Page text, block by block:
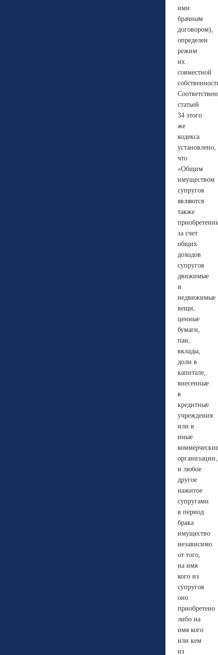
ими
брачным
договором),
определен
режим
их
совместной
статьей
34 этого
же
кодекса
установлено,
что
«Общим
имуществом
супругов
являются
также
за счет
общих
доходов
супругов
движимые
и
недвижимые
вещи,
ценные
бумаги,
паи,
вклады,
доли в
капитале,
внесенные
в
кредитные
учреждения
или в
иные
коммерческие
организации,
и любое
другое
нажитое
супругами
в период
брака
имущество
независимо
от того,
на имя
кого из
супругов
оно
приобретено
либо на
имя кого
или кем
из